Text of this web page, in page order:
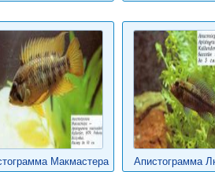
Макмастера Апистограмма